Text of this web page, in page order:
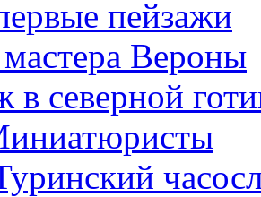
пейзажи
Вероны
в северной